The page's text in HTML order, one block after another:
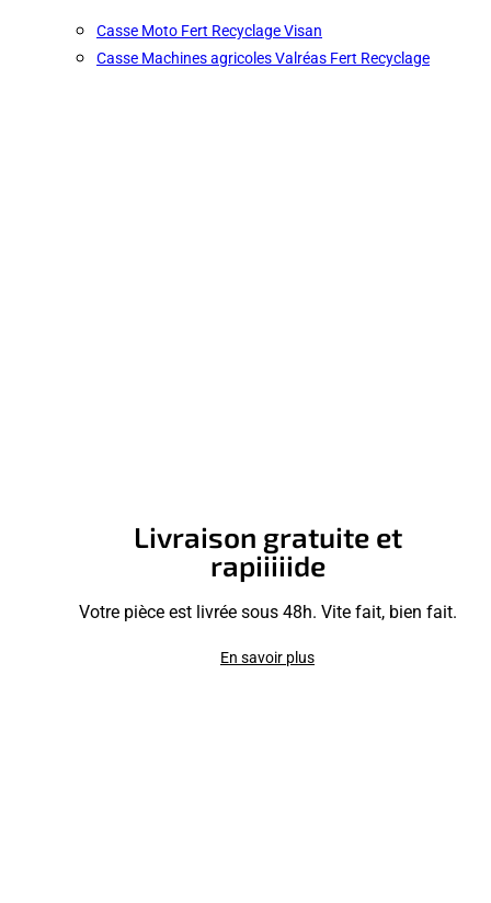
Casse Moto Fert Recyclage Visan
Casse Machines agricoles Valréas Fert Recyclage
Livraison gratuite et
rapiiiiide
Votre pièce est livrée sous 48h. Vite fait, bien fait.
En savoir plus